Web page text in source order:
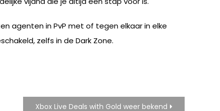
agenten in PvP met of tegen elkaar in elke
zelfs in de Dark Zone.
Xbox Live Deals with Gold weer bekend